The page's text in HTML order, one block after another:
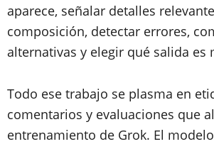
aparece, señalar detalles
composición, detectar errores,
alternativas y elegir qué salida es
Todo ese trabajo se plasma en
comentarios y evaluaciones que
entrenamiento de Grok. El